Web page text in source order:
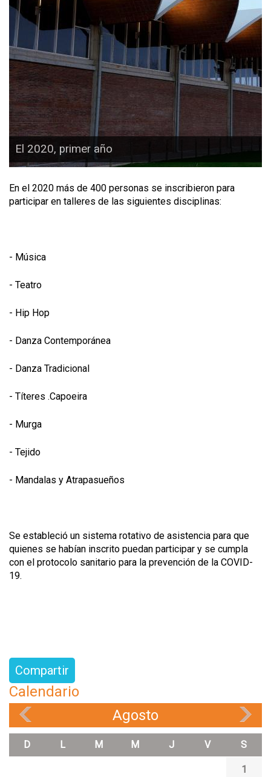
El 2020, primer año
En el 2020 más de 400 personas se inscribieron para
participar en talleres de las siguientes disciplinas:
- Música
- Teatro
- Hip Hop
- Danza Contemporánea
- Danza Tradicional
- Títeres .Capoeira
- Murga
- Tejido
- Mandalas y Atrapasueños
Se estableció un sistema rotativo de asistencia para que
quienes se habían inscrito puedan participar y se cumpla
con el protocolo sanitario para la prevención de la COVID-
19.
Compartir
Calendario
Agosto
D L M M J V S
1